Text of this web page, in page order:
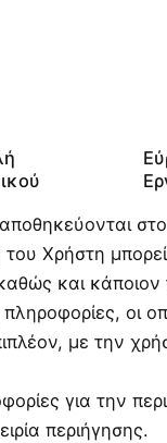
Χρήστη
και
οι
με την
για την
περιήγησης.